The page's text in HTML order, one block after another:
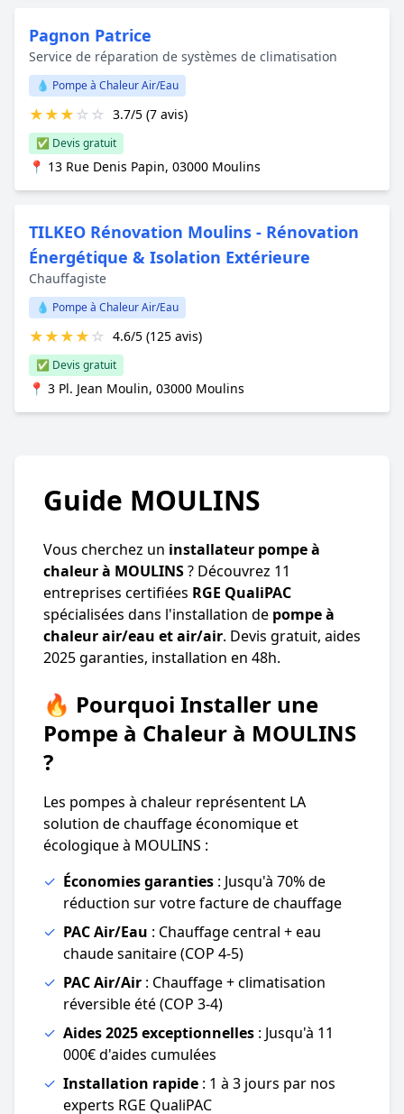
Pagnon Patrice
Service de réparation de systèmes de climatisation
💧 Pompe à Chaleur Air/Eau
★★★☆☆ 3.7/5 (7 avis)
✅ Devis gratuit
📍 13 Rue Denis Papin, 03000 Moulins
TILKEO Rénovation Moulins - Rénovation
Énergétique & Isolation Extérieure
Chauffagiste
💧 Pompe à Chaleur Air/Eau
★★★★☆ 4.6/5 (125 avis)
✅ Devis gratuit
📍 3 Pl. Jean Moulin, 03000 Moulins
Guide MOULINS
Vous cherchez un installateur pompe à
chaleur à MOULINS? Découvrez 11
entreprises certifiées RGE QualiPAC
spécialisées dans l'installation de pompe à
chaleur air/eau et air/air. Devis gratuit, aides
2025 garanties, installation en 48h.
🔥 Pourquoi Installer une
Pompe à Chaleur à MOULINS
?
Les pompes à chaleur représentent LA
solution de chauffage économique et
écologique à MOULINS :
✓ Économies garanties : Jusqu'à 70% de
réduction sur votre facture de chauffage
✓ PAC Air/Eau : Chauffage central + eau
chaude sanitaire (COP 4-5)
✓ PAC Air/Air : Chauffage + climatisation
réversible été (COP 3-4)
✓ Aides 2025 exceptionnelles : Jusqu'à 11
000€ d'aides cumulées
✓ Installation rapide : 1 à 3 jours par nos
experts RGE QualiPAC